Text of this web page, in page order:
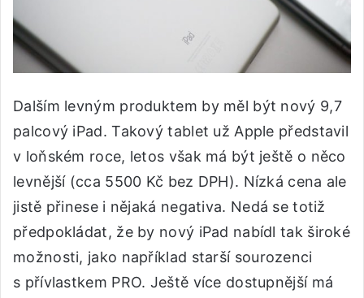
Dalším levným produktem by měl být nový 9,7
palcový iPad. Takový tablet už Apple představil
v loňském roce, letos však má být ještě o něco
levnější (cca 5500 Kč bez DPH). Nízká cena ale
jistě přinese i nějaká negativa. Nedá se totiž
předpokládat, že by nový iPad nabídl tak široké
možnosti, jako například starší sourozenci
s přívlastkem PRO. Ještě více dostupnější má